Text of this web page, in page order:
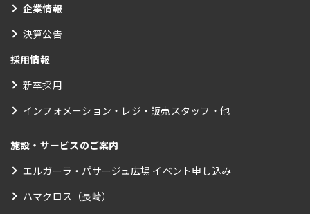
企業情報
決算公告
採用情報
新卒採用
インフォメーション・レジ・販売スタッフ・他
施設・サービスのご案内
エルガーラ・パサージュ広場 イベント申し込み
ハマクロス（長崎）